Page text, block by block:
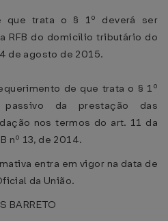
que trata o § 1º deverá ser
RFB do domicílio tributário do
de agosto de 2015.
de que trata o § 1º
da prestação das
nos termos do art. 11 da
nº 13, de 2014.
entra em vigor na data de
da União.
BARRETO